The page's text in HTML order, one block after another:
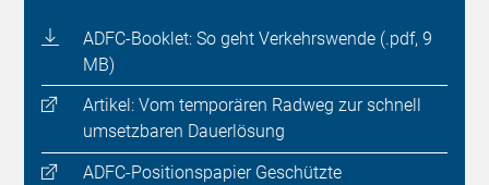
ADFC-Booklet: So geht Verkehrswende (.pdf, 9
MB)
Artikel: Vom temporären Radweg zur schnell
umsetzbaren Dauerlösung
ADFC-Positionspapier Geschützte